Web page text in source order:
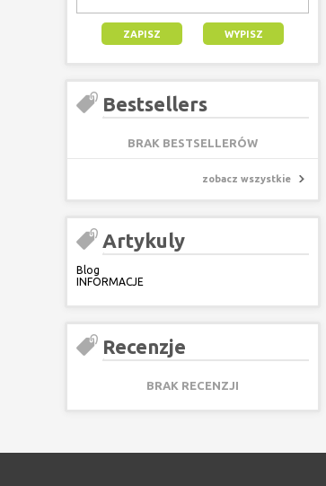
Bestsellers
BRAK BESTSELLERÓW
zobacz wszystkie
Artykuly
Blog
INFORMACJE
Recenzje
BRAK RECENZJI